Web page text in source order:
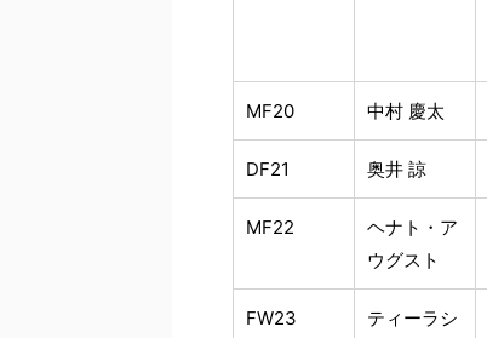
MF20 中村 慶太
DF21 奥井 諒
MF22
ヘナト・ア
ウグスト
FW23
ティーラシ